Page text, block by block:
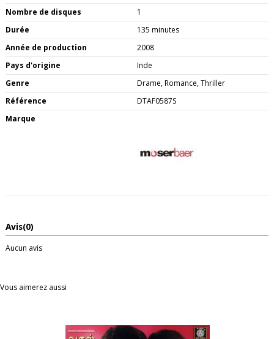
Nombre de disques
1
Durée
135 minutes
Année de production
2008
Pays d'origine
Inde
Genre
Drame, Romance, Thriller
Référence
DTAF0587S
Marque
Avis(0)
Aucun avis
Vous aimerez aussi